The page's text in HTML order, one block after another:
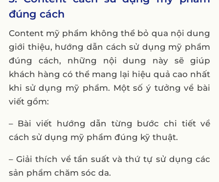
đúng cách
Content mỹ phẩm không thể bỏ qua nội dung
giới thiệu, hướng dẫn cách sử dụng mỹ phẩm
đúng cách, những nội dung này sẽ giúp
khách hàng có thể mang lại hiệu quả cao nhất
khi sử dụng mỹ phẩm. Một số ý tưởng về bài
viết gồm:
– Bài viết hướng dẫn từng bước chi tiết về
cách sử dụng mỹ phẩm đúng kỹ thuật.
– Giải thích về tần suất và thứ tự sử dụng các
sản phẩm chăm sóc da.